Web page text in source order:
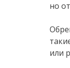
но
или